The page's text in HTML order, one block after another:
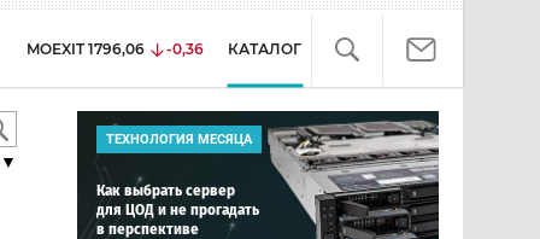
MOEXIT 1796,06 -0,36 КАТАЛОГ
▼
ТЕХНОЛОГИЯ МЕСЯЦА
Как выбрать сервер
для ЦОД и не прогадать
в перспективе